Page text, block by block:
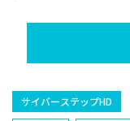
サイバーステップHD